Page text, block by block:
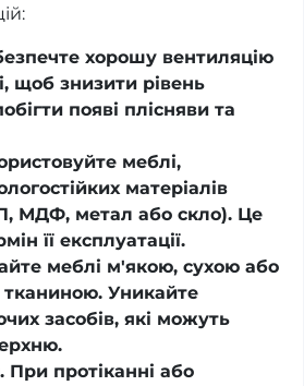
хорошу вентиляцію
щоб знизити рівень
появі плісняви та
меблі,
матеріалів
МДФ, метал або скло). Це
її експлуатації.
меблі м'якою, сухою або
тканиною. Уникайте
засобів, які можуть
При протіканні або